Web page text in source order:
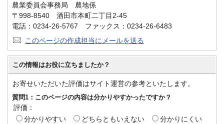
農業委員会事務局 農地係
〒998-8540 酒田市本町二丁目2-45
電話：0234-26-5767 ファックス：0234-26-6483
このページの作成担当にメールを送る
この情報はお役に立ちましたか？
お寄せいただいた評価はサイト運営の参考といたします。
質問1：このページの内容は分かりやすかったですか？
評価：
分かりやすい
どちらともいえない
分かりにくい